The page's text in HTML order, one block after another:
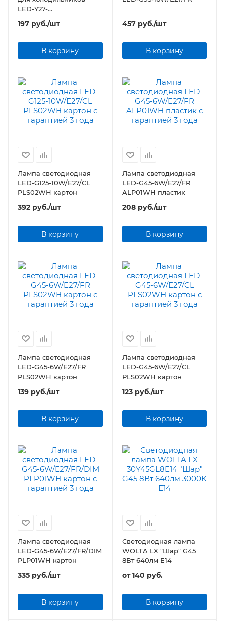
LED-Y27-
3W/WW/E14/FR/Z Volpe
197 руб./шт
В корзину
457руб./шт
В корзину
Лампа светодиодная
LED-G125-10W/E27/CL
PLS02WH картон
392 руб./шт
В корзину
Лампа светодиодная
LED-G45-6W/E27/FR
ALP01WH пластик
208руб./шт
В корзину
Лампа светодиодная
LED-G45-6W/E27/FR
PLS02WH картон
139 руб./шт
В корзину
Лампа светодиодная
LED-G45-6W/E27/CL
PLS02WH картон
123руб./шт
В корзину
Лампа светодиодная
LED-G45-6W/E27/FR/DIM
PLP01WH картон
335 руб./шт
В корзину
Светодиодная лампа
WOLTA LX "Шар" G45
8Вт 640лм Е14
от140 руб.
В корзину